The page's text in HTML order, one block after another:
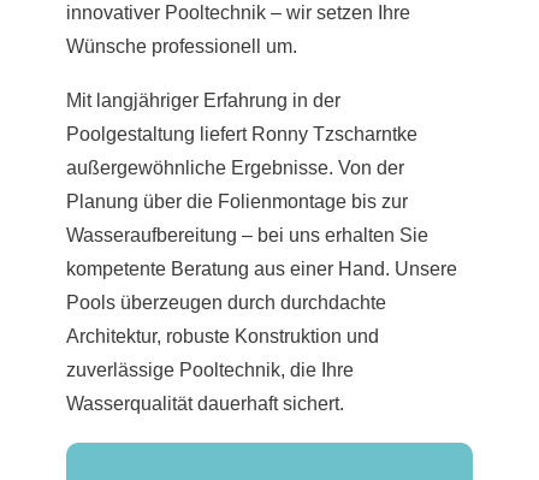
innovativer Pooltechnik – wir setzen Ihre
Wünsche professionell um.
Mit langjähriger Erfahrung in der
Poolgestaltung liefert Ronny Tzscharntke
außergewöhnliche Ergebnisse. Von der
Planung über die Folienmontage bis zur
Wasseraufbereitung – bei uns erhalten Sie
kompetente Beratung aus einer Hand. Unsere
Pools überzeugen durch durchdachte
Architektur, robuste Konstruktion und
zuverlässige Pooltechnik, die Ihre
Wasserqualität dauerhaft sichert.